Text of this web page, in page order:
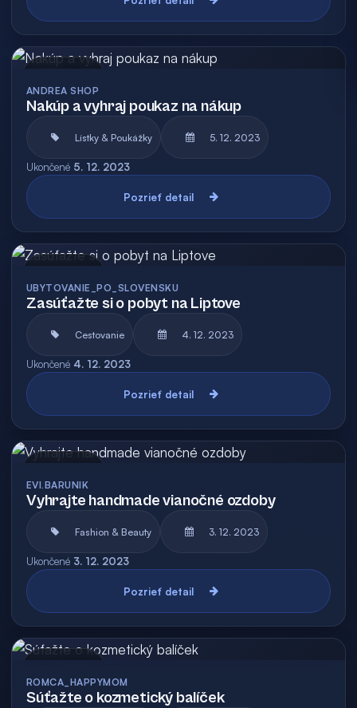
ANDREA SHOP
Nakúp a vyhraj poukaz na nákup
Lístky & Poukážky 5. 12. 2023
Ukončené 5. 12. 2023
Pozrieť detail
UBYTOVANIE_PO_SLOVENSKU
Zasúťažte si o pobyt na Liptove
Cestovanie 4. 12. 2023
Ukončené 4. 12. 2023
Pozrieť detail
EVI.BARUNIK
Vyhrajte handmade vianočné ozdoby
Fashion & Beauty 3. 12. 2023
Ukončené 3. 12. 2023
Pozrieť detail
ROMCA_HAPPYMOM
Súťažte o kozmetický balíček